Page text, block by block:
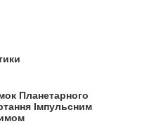
Планетарного
Імпульсним